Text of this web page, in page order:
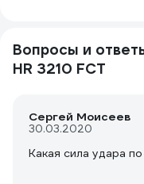
Вопросы и
HR 3210 FCT
Сергей Моисеев
30.03.2020
Какая сила удара по